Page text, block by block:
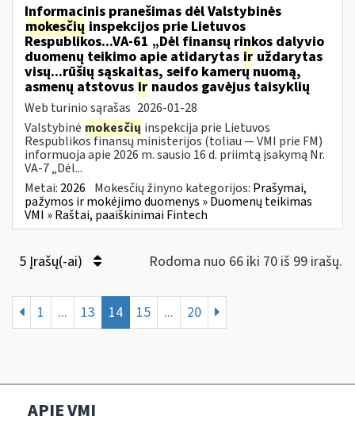
Informacinis pranešimas dėl Valstybinės
mokesčių inspekcijos prie Lietuvos
Respublikos...VA-61 „Dėl finansų rinkos dalyvio
duomenų teikimo apie atidarytas ir uždarytas
visų...rūšių sąskaitas, seifo kamerų nuomą,
asmenų atstovus ir naudos gavėjus taisyklių
Web turinio sąrašas 2026-01-28
Valstybinė mokesčių inspekcija prie Lietuvos
Respublikos finansų ministerijos (toliau — VMI prie FM)
informuoja apie 2026 m. sausio 16 d. priimtą įsakymą Nr.
VA-7 „Dėl...
Metai: 2026 Mokesčių žinyno kategorijos: Prašymai,
pažymos ir mokėjimo duomenys » Duomenų teikimas
VMI » Raštai, paaiškinimai Fintech
5 Įrašų(-ai) Rodoma nuo 66 iki 70 iš 99 irašų.
1 ... 13 14 15 ... 20
APIE VMI